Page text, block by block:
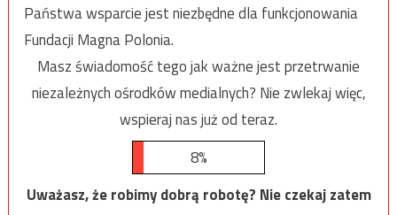
Państwa wsparcie jest niezbędne dla funkcjonowania
Fundacji Magna Polonia.
Masz świadomość tego jak ważne jest przetrwanie
niezależnych ośrodków medialnych? Nie zwlekaj więc,
wspieraj nas już od teraz.
8%
Uważasz, że robimy dobrą robotę? Nie czekaj zatem